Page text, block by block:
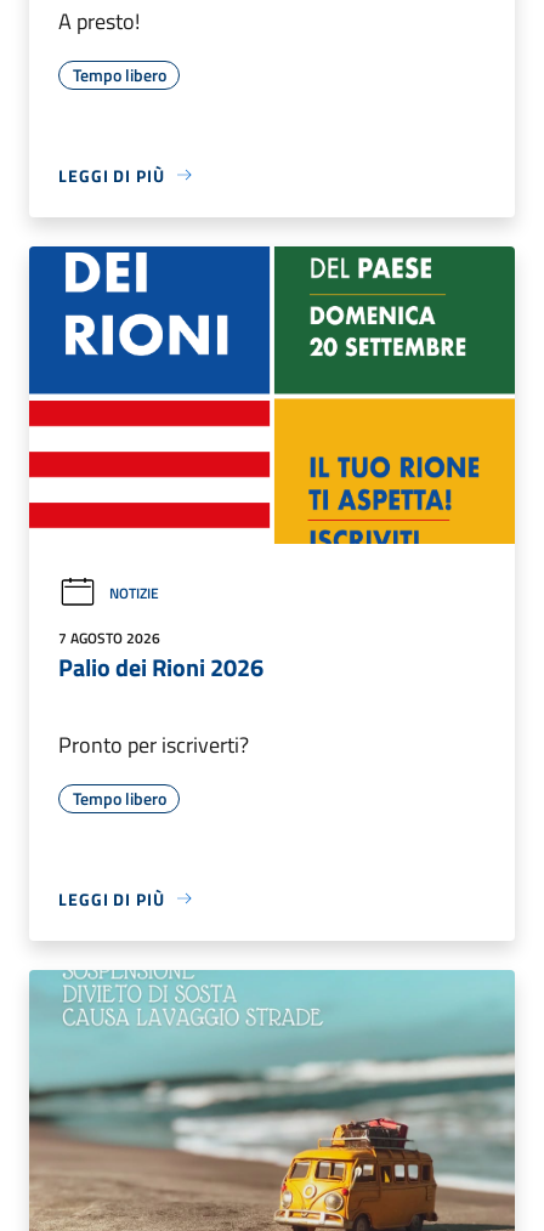
A presto!
Tempo libero
LEGGI DI PIÙ
NOTIZIE
7 AGOSTO 2026
Palio dei Rioni 2026
Pronto per iscriverti?
Tempo libero
LEGGI DI PIÙ